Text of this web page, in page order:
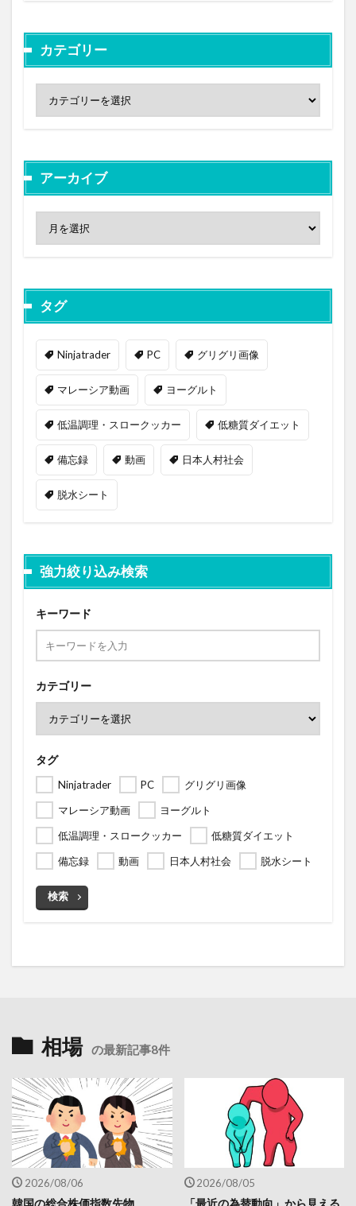
カテゴリー
アーカイブ
タグ
Ninjatrader PC グリグリ画像
マレーシア動画 ヨーグルト
低温調理・スロークッカー 低糖質ダイエット
備忘録 動画 日本人村社会
脱水シート
強力絞り込み検索
キーワード
カテゴリー
タグ
Ninjatrader PC
グリグリ画像
マレーシア動画
ヨーグルト
低温調理・スロークッカー
低糖質ダイエット
備忘録
動画 日本人村社会 脱水シート
検索
相場 の最新記事8件
2026/08/06 2026/08/05